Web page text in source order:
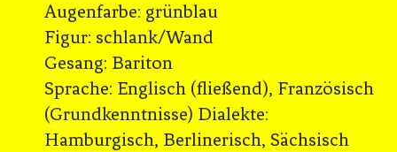
Augenfarbe: grünblau
Figur: schlank/Wand
Gesang: Bariton
Sprache: Englisch (fließend), Französisch
(Grundkenntnisse) Dialekte:
Hamburgisch, Berlinerisch, Sächsisch